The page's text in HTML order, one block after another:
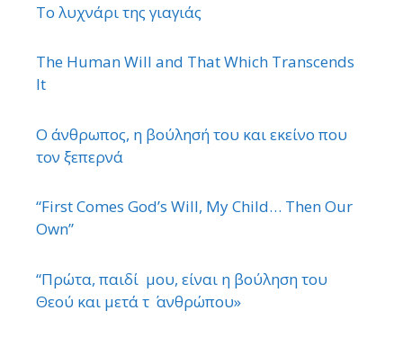
Το λυχνάρι της γιαγιάς
The Human Will and That Which Transcends
It
Ο άνθρωπος, η βούλησή του και εκείνο που
τον ξεπερνά
“First Comes God’s Will, My Child… Then Our
Own”
“Πρώτα, παιδί μου, είναι η βούληση του
Θεού και μετά τ ΄ ανθρώπου»